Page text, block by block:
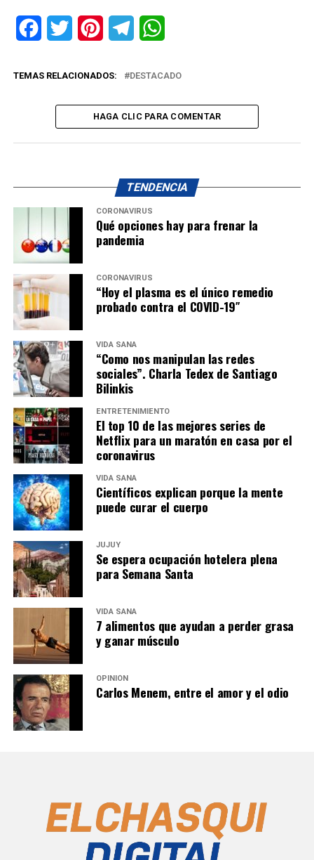
FacebookTwitter PinterestTelegram
TEMAS RELACIONADOS: DESTACADO
HAGA CLIC PARA COMENTAR
TENDENCIA
CORONAVIRUS
Qué opciones hay para frenar la
pandemia
CORONAVIRUS
“Hoy el plasma es el único remedio
probado contra el COVID-19″
VIDA SANA
“Como nos manipulan las redes
sociales”. Charla Tedex de Santiago
Bilinkis
ENTRETENIMIENTO
El top 10 de las mejores series de
Netflix para un maratón en casa por el
coronavirus
VIDA SANA
Científicos explican porque la mente
puede curar el cuerpo
JUJUY
Se espera ocupación hotelera plena
para Semana Santa
VIDA SANA
7 alimentos que ayudan a perder grasa
y ganar músculo
OPINIÓN
Carlos Menem, entre el amor y el odio